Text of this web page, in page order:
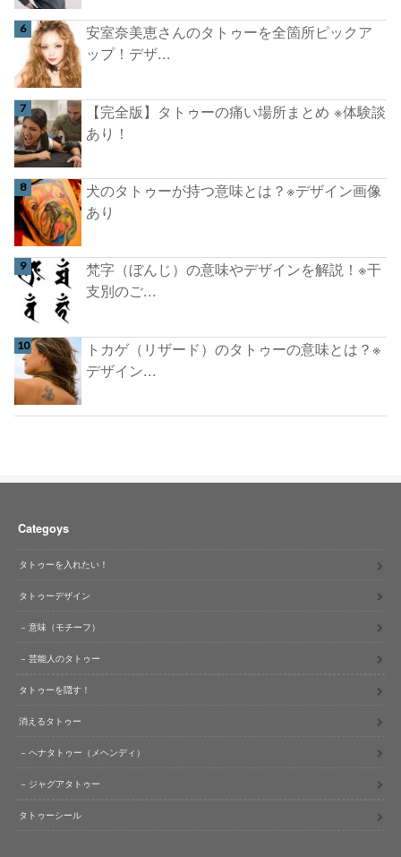
安室奈美恵さんのタトゥーを全箇所ピックア
ップ！デザ...
【完全版】タトゥーの痛い場所まとめ ※体験談
あり！
犬のタトゥーが持つ意味とは？※デザイン画像
あり
梵字（ぼんじ）の意味やデザインを解説！※干
支別のご...
トカゲ（リザード）のタトゥーの意味とは？※
デザイン...
Categoys
タトゥーを入れたい！
タトゥーデザイン
意味（モチーフ）
芸能人のタトゥー
タトゥーを隠す！
消えるタトゥー
ヘナタトゥー（メヘンディ）
ジャグアタトゥー
タトゥーシール